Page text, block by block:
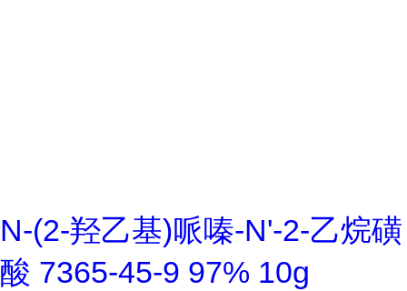
N-(2-羟乙基)哌嗪-N'-2-乙烷磺
酸 7365-45-9 97% 10g